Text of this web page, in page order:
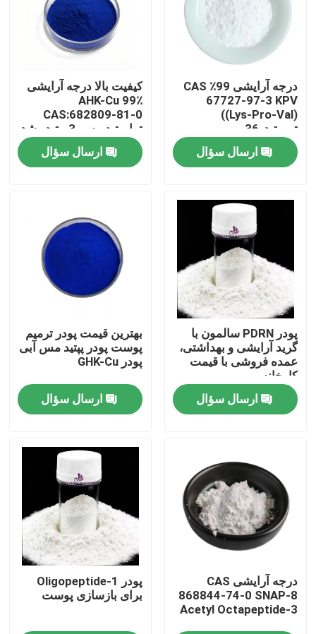
صفحه اصلی
محصولات
فیلم های
درباره ما
تور کارخانه
با ما تماس بگیرید
اخبار
درخواست نقل قول
درجه آرایشی 99٪ CAS
67727-97-3 KPV
((Lys-Pro-Val)
تریپپتید-36
ارسال سؤال
کیفیت بالا درجه آرایشی
AHK-Cu 99٪
CAS:682809-81-0
تراپیپتید مس-3 پپتید رشد
مو
ارسال سؤال
پودر PDRN سالمون با
گرید آرایشی و بهداشتی،
عمده فروشی با قیمت
کارخانه
ارسال سؤال
بهترین قیمت پودر ترمیم
پوست پودر پپتید مس آبی
پودر GHK-Cu
ارسال سؤال
درجه آرایشی CAS
868844-74-0 SNAP-8
Acetyl Octapeptide-3
پودر Oligopeptide-1
برای بازسازی پوست